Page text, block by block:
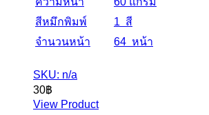
สีหมึกพิมพ์
1 สี
จำนวนหน้า
64 หน้า
SKU: n/a
30฿
View Product